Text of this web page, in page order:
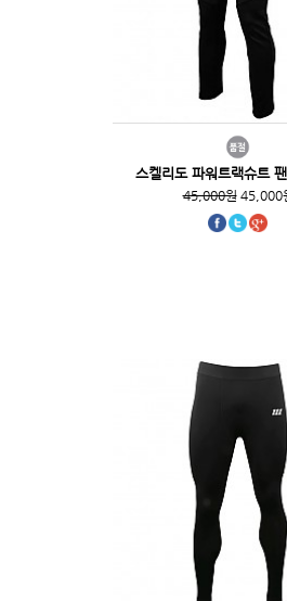
스켈리도 파워트랙슈트
45,000원45,000